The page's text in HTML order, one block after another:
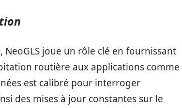
joue un rôle clé en fournissant
routière aux applications comme
est calibré pour interroger
des mises à jour constantes sur le